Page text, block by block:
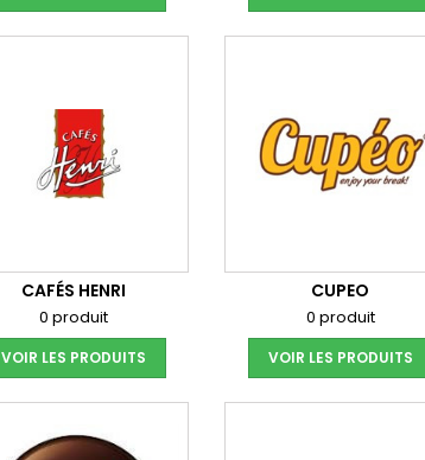
CAFÉS HENRI
0 produit
VOIR LES PRODUITS
CUPEO
0 produit
VOIR LES PRODUITS